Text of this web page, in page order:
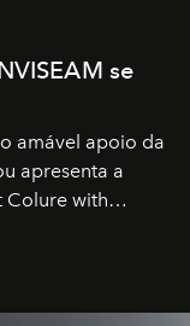
se
amável apoio da
apresenta a
Colure with